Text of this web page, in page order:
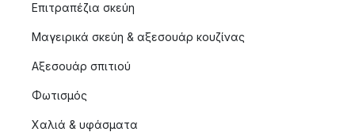
Επιτραπέζια σκεύη
Μαγειρικά σκεύη & αξεσουάρ κουζίνας
Αξεσουάρ σπιτιού
Φωτισμός
Χαλιά & υφάσματα